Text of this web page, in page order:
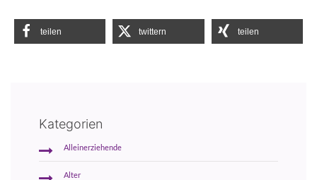
teilen twittern teilen
Kategorien
Alleinerziehende
Alter